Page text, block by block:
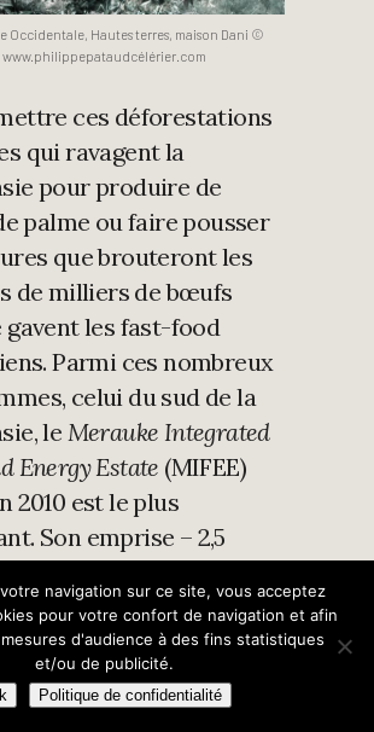
Occidentale, Hautes terres, maison Dani ©
www.philippepataudcélérier.com
ces déforestations
qui ravagent la
pour produire de
palme ou faire pousser
que brouteront les
de milliers de bœufs
gavent les fast-food
Parmi ces nombreux
celui du sud de la
leMerauke Integrated
Energy Estate (MIFEE)
2010 est le plus
Son emprise – 2,5
d’ha de surfaces
ayant disparu depuis 30
France) – compromet
la sécurité
navigation sur ce site, vous acceptez
pour votre confort de navigation et afin
d'audience à des fins statistiques
et/ou de publicité.
Politique de confidentialité